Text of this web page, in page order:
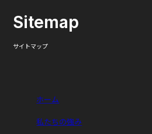
Sitemap
サイトマップ
ホーム
私たちの強み